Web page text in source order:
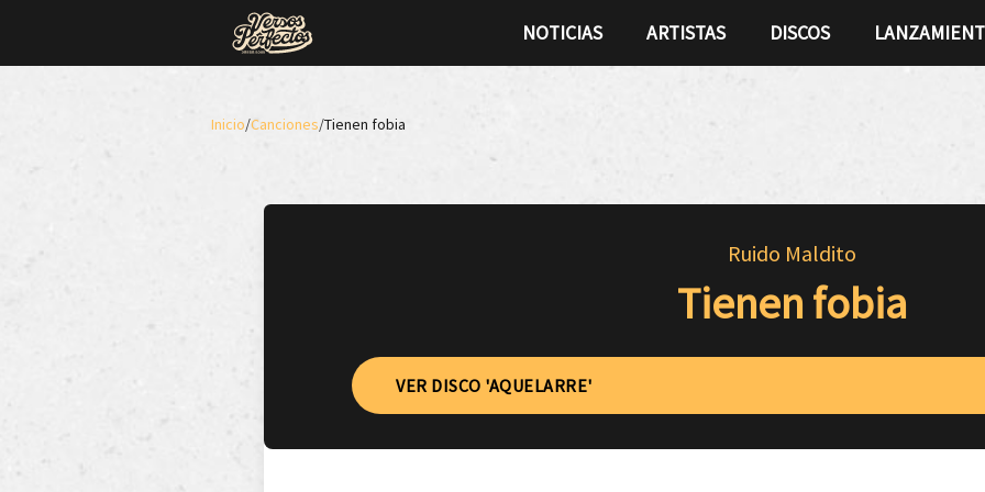
NOTICIAS ARTISTAS DISCOS
Inicio/Canciones/Tienen fobia
Ruido Maldito
Tienen fobia
VER DISCO 'AQUELARRE'